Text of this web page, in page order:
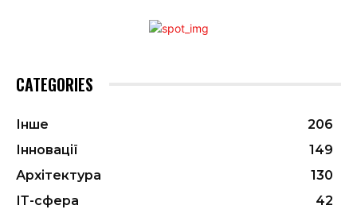
CATEGORIES
Інше
206
Інновації
149
Архітектура
130
ІТ-сфера
42